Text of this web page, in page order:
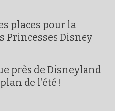
places pour la
Princesses Disney
près de Disneyland
de l’été !